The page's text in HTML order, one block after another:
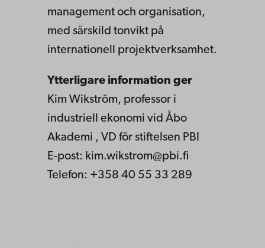
management och organisation,
med särskild tonvikt på
internationell projektverksamhet.
Ytterligare information ger
Kim Wikström, professor i
industriell ekonomi vid Åbo
Akademi , VD för stiftelsen PBI
E-post: kim.wikstrom@pbi.fi
Telefon: +358 40 55 33 289